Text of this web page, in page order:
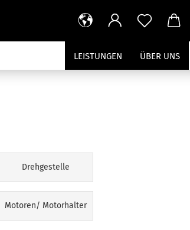
LEISTUNGEN ÜBER UNS
Drehgestelle
Motoren/ Motorhalter